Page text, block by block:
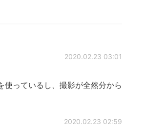
2020.02.23 03:01
っているし、撮影が全然分から
2020.02.23 02:59